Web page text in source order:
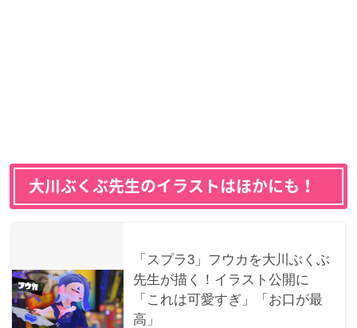
大川ぶくぶ先生のイラストはほかにも！